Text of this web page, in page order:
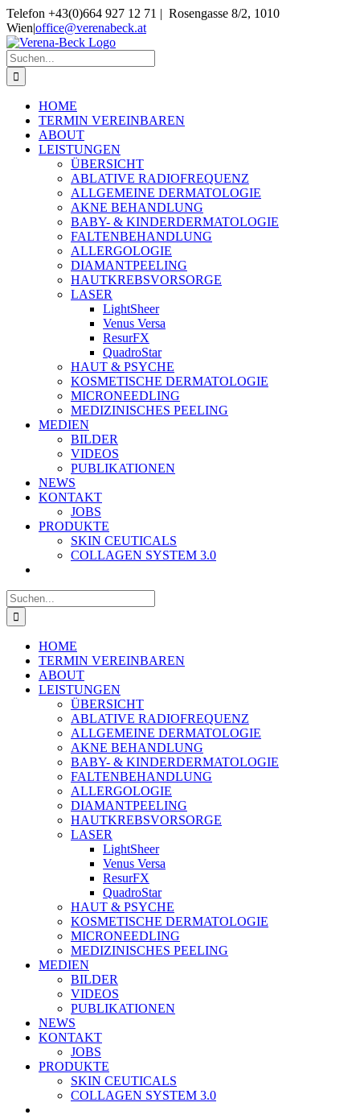
Skip
to
content
Telefon +43(0)664 927 12 71 | Rosengasse 8/2, 1010
Wien|office@verenabeck.at
Suche
nach:
HOME
TERMIN VEREINBAREN
ABOUT
LEISTUNGEN
ÜBERSICHT
ABLATIVE RADIOFREQUENZ
ALLGEMEINE DERMATOLOGIE
AKNE BEHANDLUNG
BABY- & KINDERDERMATOLOGIE
FALTENBEHANDLUNG
ALLERGOLOGIE
DIAMANTPEELING
HAUTKREBSVORSORGE
LASER
LightSheer
Venus Versa
ResurFX
QuadroStar
HAUT & PSYCHE
KOSMETISCHE DERMATOLOGIE
MICRONEEDLING
MEDIZINISCHES PEELING
MEDIEN
BILDER
VIDEOS
PUBLIKATIONEN
NEWS
KONTAKT
JOBS
PRODUKTE
SKIN CEUTICALS
COLLAGEN SYSTEM 3.0
Suche
nach:
HOME
TERMIN VEREINBAREN
ABOUT
LEISTUNGEN
ÜBERSICHT
ABLATIVE RADIOFREQUENZ
ALLGEMEINE DERMATOLOGIE
AKNE BEHANDLUNG
BABY- & KINDERDERMATOLOGIE
FALTENBEHANDLUNG
ALLERGOLOGIE
DIAMANTPEELING
HAUTKREBSVORSORGE
LASER
LightSheer
Venus Versa
ResurFX
QuadroStar
HAUT & PSYCHE
KOSMETISCHE DERMATOLOGIE
MICRONEEDLING
MEDIZINISCHES PEELING
MEDIEN
BILDER
VIDEOS
PUBLIKATIONEN
NEWS
KONTAKT
JOBS
PRODUKTE
SKIN CEUTICALS
COLLAGEN SYSTEM 3.0